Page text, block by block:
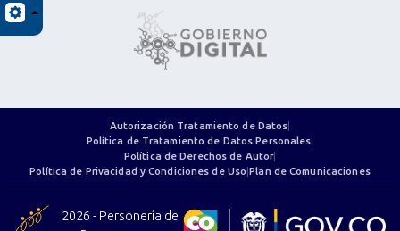
Autorización Tratamiento de Datos|
Política de Tratamiento de Datos Personales|
Política de Derechos de Autor|
Política de Privacidad y Condiciones de Uso|Plan de Comunicaciones
2026 - Personería de